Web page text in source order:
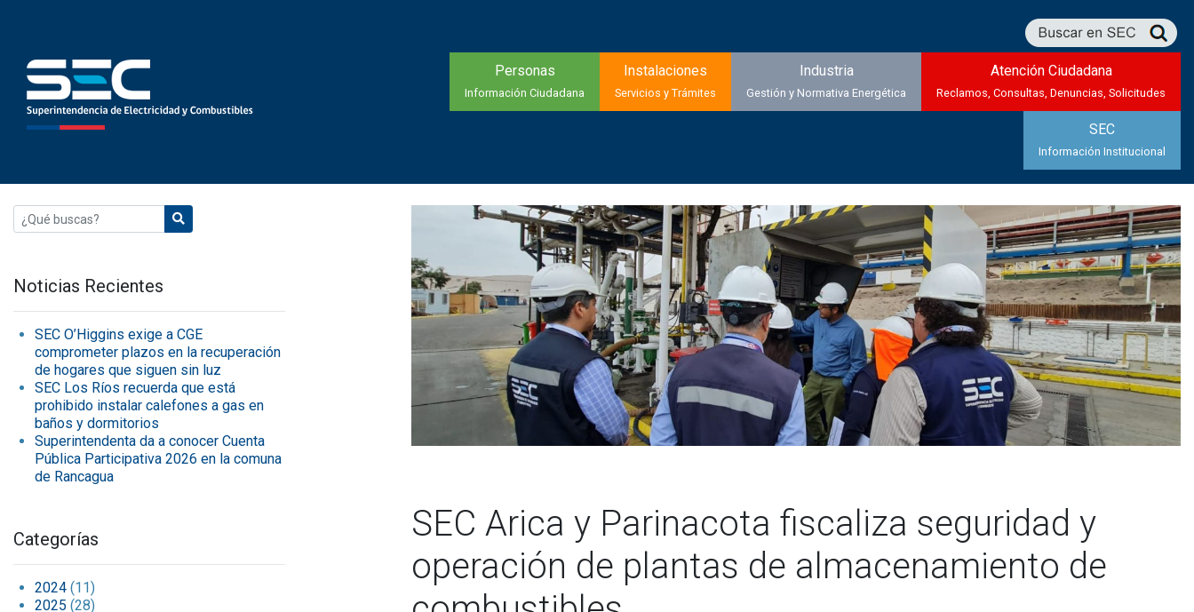
Personas
Información Ciudadana
Instalaciones
Servicios y Trámites
Industria
Gestión y Normativa Energética
Atención Ciudadana
Reclamos, Consultas, Denuncias, Solicitudes
SEC
Información Institucional
Noticias Recientes
SEC O’Higgins exige a CGE
comprometer plazos en la recuperación
de hogares que siguen sin luz
SEC Los Ríos recuerda que está
prohibido instalar calefones a gas en
baños y dormitorios
Superintendenta da a conocer Cuenta
Pública Participativa 2026 en la comuna
de Rancagua
Categorías
2024 (11)
2025 (28)
SEC Arica y Parinacota fiscaliza seguridad y
operación de plantas de almacenamiento de